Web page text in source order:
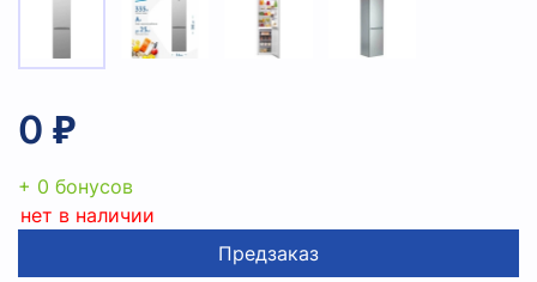
0 ₽
+ 0 бонусов
нет в наличии
Предзаказ